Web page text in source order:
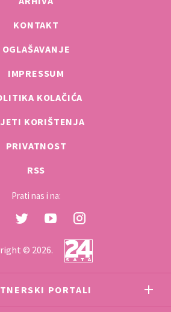
KONTAKT
OGLAŠAVANJE
IMPRESSUM
KOLAČIĆA
KORIŠTENJA
PRIVATNOST
RSS
Prati nas i na:
© 2026.
PORTALI